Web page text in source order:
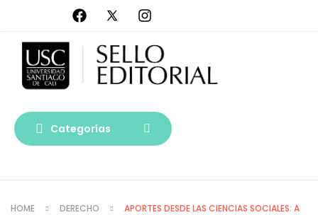
Categorías
HOME DERECHO
APORTES DESDE LAS CIENCIAS SOCIALES: A